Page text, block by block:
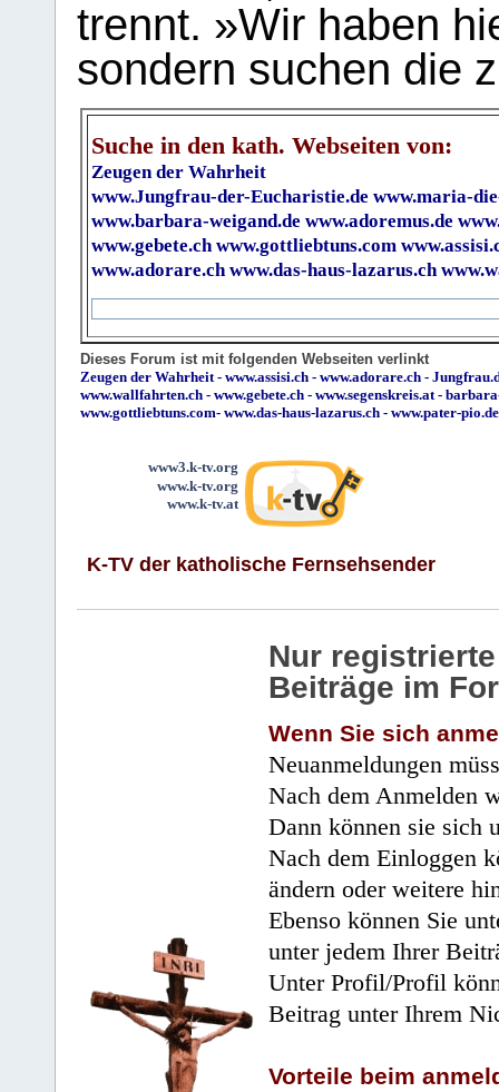
trennt. »Wir haben
sondern suchen die
Suche in den kath. Webseiten von:
Zeugen der Wahrheit
www.Jungfrau-der-Eucharistie.de www.maria-
www.barbara-weigand.de www.adoremus.de
www.gebete.ch www.gottliebtuns.com
www.adorare.ch www.das-haus-lazarus.ch
Dieses Forum ist mit folgenden Webseiten verlinkt
Zeugen der Wahrheit- www.assisi.ch - www.adorare.ch -
www.wallfahrten.ch - www.gebete.ch - www.segenskreis.at-
www.gottliebtuns.com- www.das-haus-lazarus.ch - www.pater-pio.de
www3.k-tv.org
www.k-tv.org
www.k-tv.at
K-TV der katholische Fernsehsender
Nur
Beiträge im
Wenn Sie sich
Neuanmeldungen
Nach dem Anmelden
Dann können sie sich
Nach dem Einloggen
ändern oder weitere
Ebenso können Sie
unter jedem Ihrer
Unter Profil/Profil
Beitrag unter Ihrem
Vorteile beim